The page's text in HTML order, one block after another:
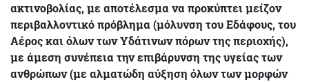
ακτινοβολίας, με αποτέλεσμα να προκύπτει μείζον
περιβαλλοντικό πρόβλημα (μόλυνση του Εδάφους, του
Αέρος και όλων των Υδάτινων πόρων της περιοχής),
με άμεση συνέπεια την επιβάρυνση της υγείας των
ανθρώπων (με αλματώδη αύξηση όλων των μορφών